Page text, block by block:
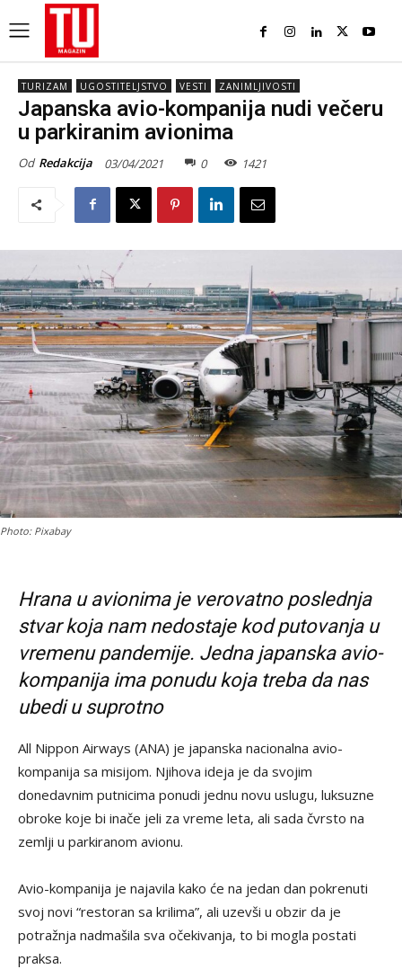
TURIZAM UGOSTITELJSTVO VESTI ZANIMLJIVOSTI
Japanska avio-kompanija nudi večeru
u parkiranim avionima
Od Redakcija 03/04/2021 0 1421
Photo: Pixabay
Hrana u avionima je verovatno poslednja
stvar koja nam nedostaje kod putovanja u
vremenu pandemije. Jedna japanska avio-
kompanija ima ponudu koja treba da nas
ubedi u suprotno
All Nippon Airways (ANA) je japanska nacionalna avio-
kompanija sa misijom. Njihova ideja je da svojim
donedavnim putnicima ponudi jednu novu uslugu, luksuzne
obroke koje bi inače jeli za vreme leta, ali sada čvrsto na
zemlji u parkiranom avionu.
Avio-kompanija je najavila kako će na jedan dan pokrenuti
svoj novi “restoran sa krilima”, ali uzevši u obzir da je
potražnja nadmašila sva očekivanja, to bi mogla postati
praksa.